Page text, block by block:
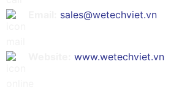
sales@wetechviet.vn
www.wetechviet.vn